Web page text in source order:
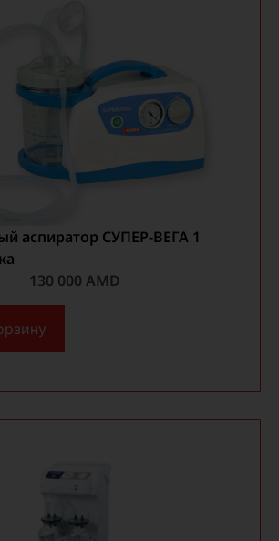
аспиратор СУПЕР-ВЕГА 1
130 000 AMD